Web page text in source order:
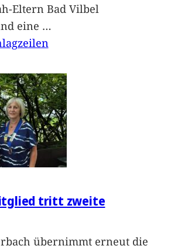
Eltern Bad Vilbel
eine …
tritt zweite
übernimmt erneut die